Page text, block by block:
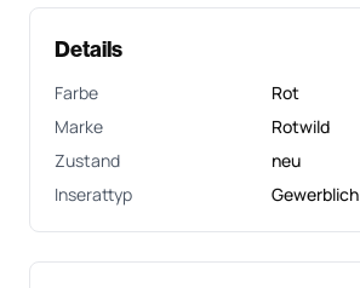
Details
Farbe
Rot
Marke
Rotwild
Zustand
neu
Inserattyp
Gewerblich